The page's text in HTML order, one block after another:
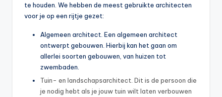
te houden. We hebben de meest gebruikte architecten
voor je op een rijtje gezet:
Algemeen architect. Een algemeen architect
ontwerpt gebouwen. Hierbij kan het gaan om
allerlei soorten gebouwen, van huizen tot
zwembaden.
Tuin- en landschapsarchitect. Dit is de persoon die
je nodig hebt als je jouw tuin wilt laten verbouwen